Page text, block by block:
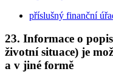
příslušný finanční
23. Informace o
životní situace) je
a v jiné formě